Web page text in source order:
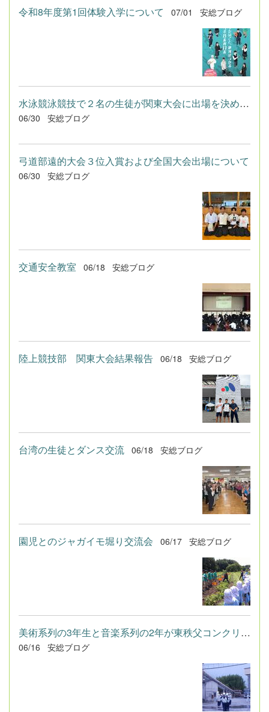
令和8年度第1回体験入学について 07/01 安総ブログ
水泳競泳競技で２名の生徒が関東大会に出場を決めました
06/30 安総ブログ
弓道部遠的大会３位入賞および全国大会出場について
06/30 安総ブログ
交通安全教室 06/18 安総ブログ
陸上競技部 関東大会結果報告 06/18 安総ブログ
台湾の生徒とダンス交流 06/18 安総ブログ
園児とのジャガイモ堀り交流会 06/17 安総ブログ
美術系列の3年生と音楽系列の2年が東秩父コンクリート（株）安中...
06/16 安総ブログ